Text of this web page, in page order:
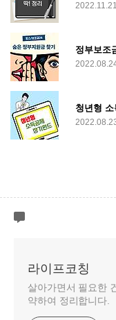
2022.11.21
정부보조
라이프코칭
살아가면서 필요한
약하여 정리합니다.